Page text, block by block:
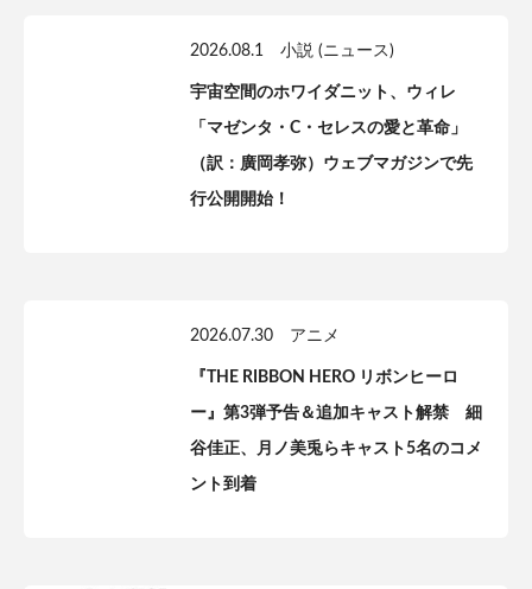
2026.08.1 小説 (ニュース)
宇宙空間のホワイダニット、ウィレ
「マゼンタ・C・セレスの愛と革命」
（訳：廣岡孝弥）ウェブマガジンで先
行公開開始！
2026.07.30 アニメ
『THE RIBBON HERO リボンヒーロ
ー』第3弾予告＆追加キャスト解禁 細
谷佳正、月ノ美兎らキャスト5名のコメ
ント到着